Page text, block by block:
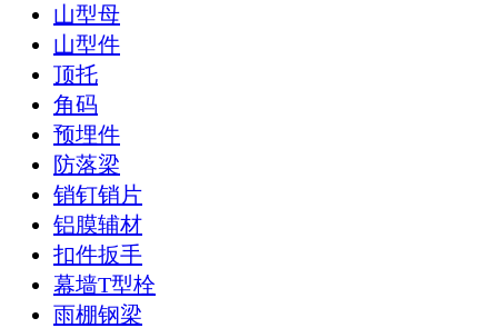
山型母
山型件
顶托
角码
预埋件
防落梁
销钉销片
铝膜辅材
扣件扳手
幕墙T型栓
雨棚钢梁